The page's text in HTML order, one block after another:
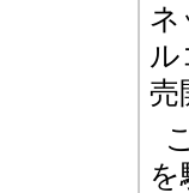
ネ
ル
売